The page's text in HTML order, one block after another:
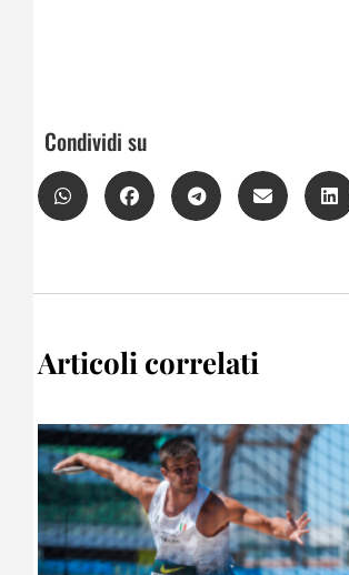
Condividi su
Articoli correlati